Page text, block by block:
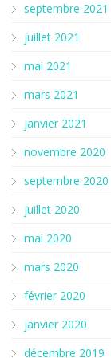
septembre 2021
juillet 2021
mai 2021
mars 2021
janvier 2021
novembre 2020
septembre 2020
juillet 2020
mai 2020
mars 2020
février 2020
janvier 2020
décembre 2019